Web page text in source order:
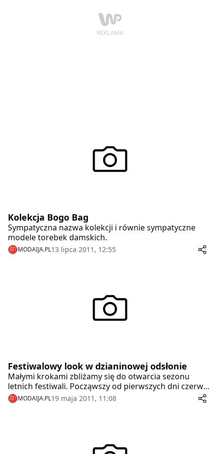
Kolekcja Bogo Bag
Sympatyczna nazwa kolekcji i równie sympatyczne
modele torebek damskich.
MODAIJA.PL13 lipca 2011, 12:55
Festiwalowy look w dzianinowej odsłonie
Małymi krokami zbliżamy się do otwarcia sezonu
letnich festiwali. Począwszy od pierwszych dni czerwca
czeka nas szereg ciekawych wydarzeń muzycznych, na
których planujemy się pojawić. Ostatnie tygodnie maja
MODAIJA.PL19 maja 2011, 11:08